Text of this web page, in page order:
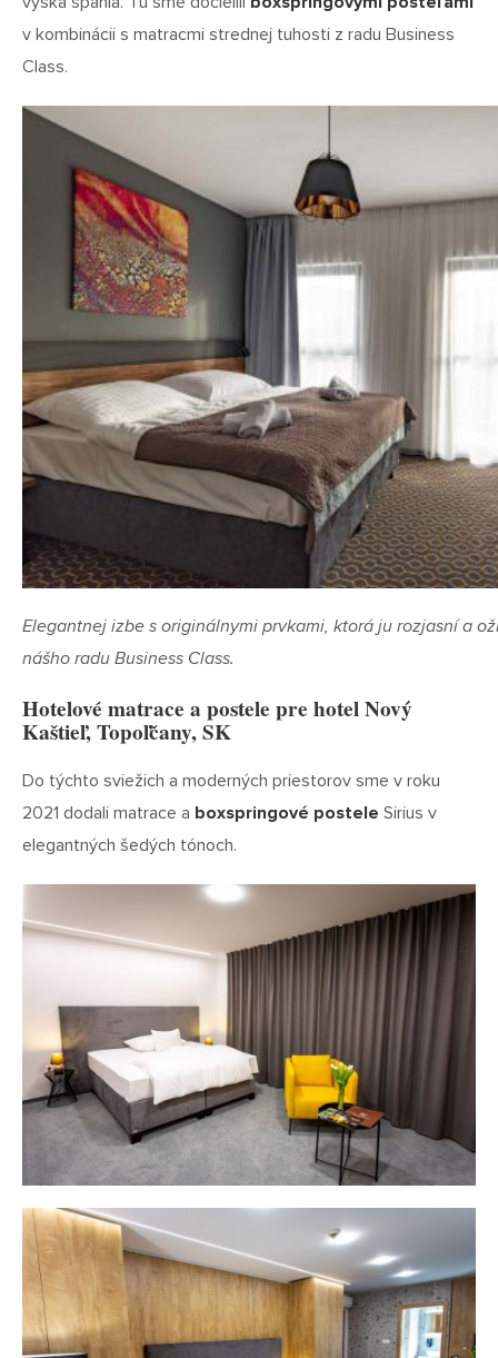
v kombinácii s matracmi strednej tuhosti z radu Business
Class.
Elegantnej izbe s originálnymi prvkami, ktorá ju rozjasní a
nášho radu Business Class.
Hotelové matrace a postele pre hotel Nový
Kaštieľ, Topoľčany, SK
Do týchto sviežich a moderných priestorov sme v roku
2021 dodali matrace a boxspringové postele Sirius v
elegantných šedých tónoch.